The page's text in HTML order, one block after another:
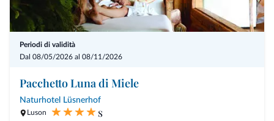
Periodi di validità
Dal 08/05/2026 al 08/11/2026
Pacchetto Luna di Miele
Naturhotel Lüsnerhof
Luson s